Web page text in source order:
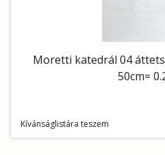
Moretti katedrál 04
50cm=
Kívánságlistára teszem